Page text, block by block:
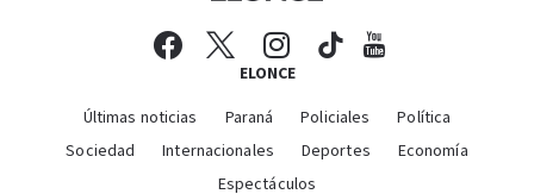
ELONCE
Últimas noticias Paraná Policiales
Política
Sociedad
Internacionales Deportes
Economía
Espectáculos